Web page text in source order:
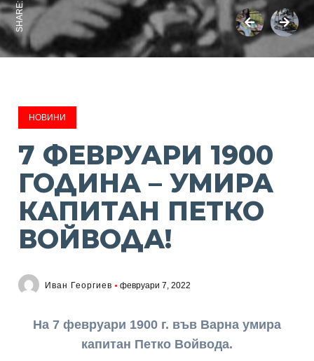
SHARE:
НОВИНИ
7 ФЕВРУАРИ 1900
ГОДИНА – УМИРА
КАПИТАН ПЕТКО
ВОЙВОДА!
Иван Георгиев февруари 7, 2022
На 7 февруари 1900 г. във Варна умира
капитан Петко Войвода.